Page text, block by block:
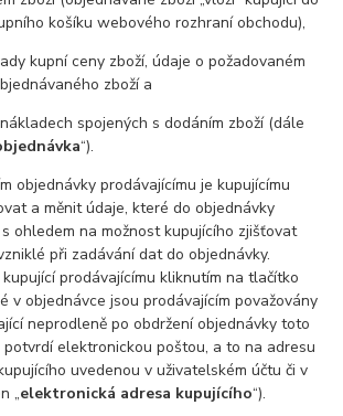
košíku webového rozhraní obchodu),
kupní ceny zboží, údaje o požadovaném
zboží a
spojených s dodáním zboží (dále
“).
prodávajícímu je kupujícímu
a měnit údaje, které do objednávky
ohledem na možnost kupujícího zjišťovat
při zadávání dat do objednávky.
prodávajícímu kliknutím na tlačítko
objednávce jsou prodávajícím považovány
neprodleně po obdržení objednávky toto
potvrdí elektronickou poštou, a to na adresu
uvedenou v uživatelském účtu či v
„elektronická adresa kupujícího“).